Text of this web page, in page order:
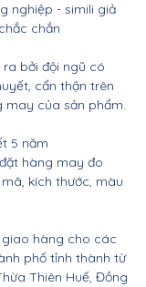
nghiệp - simili giả
chắn
bởi đội ngũ có
cẩn thận trên
may của sản phẩm.
5 năm
hàng may đo
kích thước, màu
giao hàng cho các
phố tỉnh thành từ
Thiên Huế, Đồng